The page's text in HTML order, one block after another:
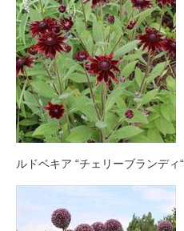
ルドベキア “チェリーブランディ“